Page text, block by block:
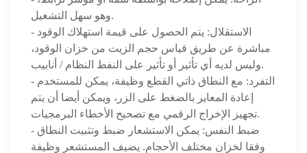
وهو سهل التشغيل.
- الاستقلال: يتم الحصول على قيمة استهلاك الوقود
مباشرة عن طريق قياس حجم الزيت من خزان الوقود،
وليس لديه أي تأثير أو تأثير على النفط النظام / أنابيب.
- التفرد: مع النطاق ذاتي القطع وظيفة، يمكن للمستخدم
إعادة المعاير بالضغط على الزر، ويمكن أيضا أن يتم
تجهيز الإخراج الرقمي مع تصحيح الأخطاء البرمجيات.
- ضبط النفس: يمكن الاستشعار ضبط وتثبيت النطاق
وفقا لخزان مختلف الأحجام. يضيف المستشعر وظيفة